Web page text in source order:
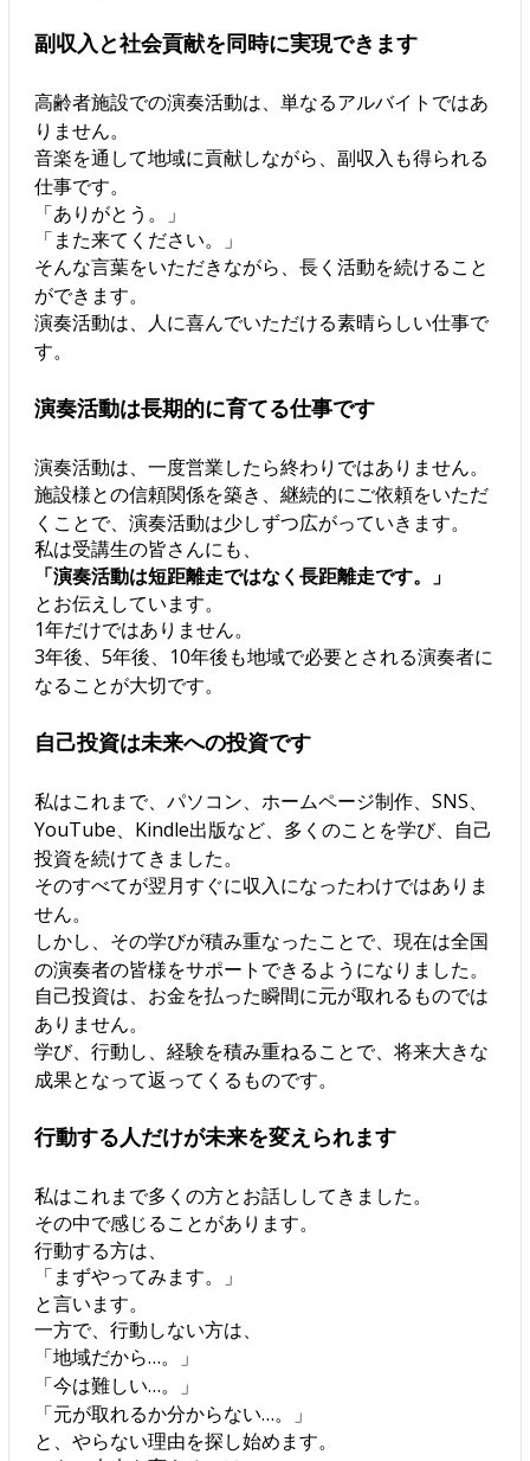
副収入と社会貢献を同時に実現できます
高齢者施設での演奏活動は、単なるアルバイトではあ
りません。
音楽を通して地域に貢献しながら、副収入も得られる
仕事です。
「ありがとう。」
「また来てください。」
そんな言葉をいただきながら、長く活動を続けること
ができます。
演奏活動は、人に喜んでいただける素晴らしい仕事で
す。
演奏活動は長期的に育てる仕事です
演奏活動は、一度営業したら終わりではありません。
施設様との信頼関係を築き、継続的にご依頼をいただ
くことで、演奏活動は少しずつ広がっていきます。
私は受講生の皆さんにも、
「演奏活動は短距離走ではなく長距離走です。」
とお伝えしています。
1年だけではありません。
3年後、5年後、10年後も地域で必要とされる演奏者に
なることが大切です。
自己投資は未来への投資です
私はこれまで、パソコン、ホームページ制作、SNS、
YouTube、Kindle出版など、多くのことを学び、自己
投資を続けてきました。
そのすべてが翌月すぐに収入になったわけではありま
せん。
しかし、その学びが積み重なったことで、現在は全国
の演奏者の皆様をサポートできるようになりました。
自己投資は、お金を払った瞬間に元が取れるものでは
ありません。
学び、行動し、経験を積み重ねることで、将来大きな
成果となって返ってくるものです。
行動する人だけが未来を変えられます
私はこれまで多くの方とお話ししてきました。
その中で感じることがあります。
行動する方は、
「まずやってみます。」
と言います。
一方で、行動しない方は、
「地域だから…。」
「今は難しい…。」
「元が取れるか分からない…。」
と、やらない理由を探し始めます。